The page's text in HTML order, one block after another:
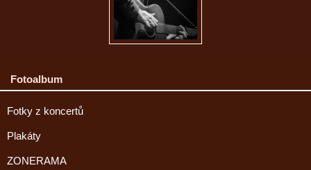
Fotoalbum
Fotky z koncertů
Plakáty
ZONERAMA